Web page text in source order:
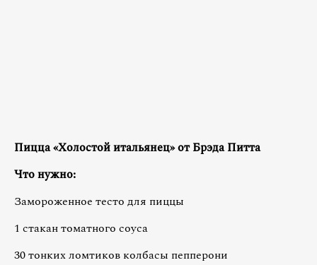
Пицца «Холостой итальянец» от Брэда Питта
Что нужно:
Замороженное тесто для пиццы
1 стакан томатного соуса
30 тонких ломтиков колбасы пепперони